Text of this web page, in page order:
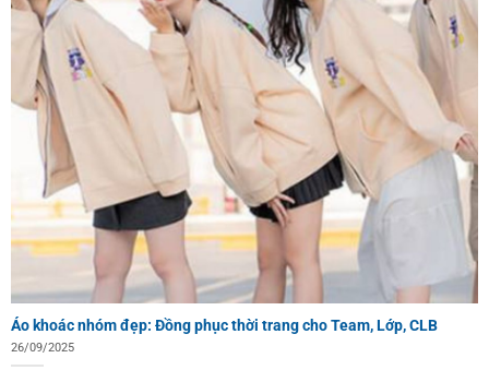
Áo khoác nhóm đẹp: Đồng phục thời trang cho Team, Lớp, CLB
26/09/2025